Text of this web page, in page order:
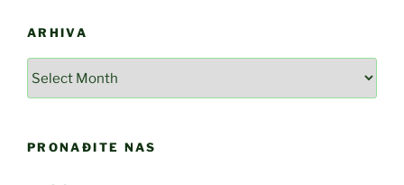
ARHIVA
PRONAĐITE NAS